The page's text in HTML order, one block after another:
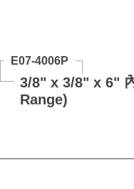
E07-4006P
3/8" x 3/8" x 6"
Range)